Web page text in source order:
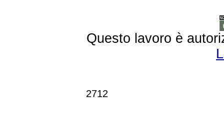
Questo lavoro è
2712